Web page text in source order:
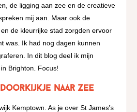
de ligging aan zee en de creatieve
mij aan. Maar ook de
de kleurrijke stad zorgden ervoor
was. Ik had nog dagen kunnen
In dit blog deel ik mijn
Brighton. Focus!
doorkijkje naar zee
Kemptown. As je over St James’s